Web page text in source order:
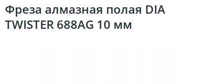
Фреза алмазная полая DIA
TWISTER 688AG 10 мм